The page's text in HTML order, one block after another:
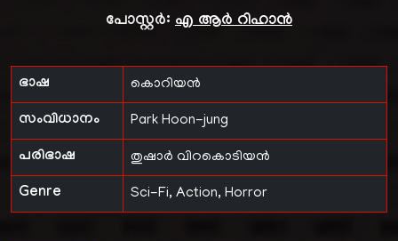
പോസ്റ്റർ: എ ആർ റിഹാൻ
ഭാഷ കൊറിയൻ
സംവിധാനം Park Hoon-jung
പരിഭാഷ തുഷാർ വിറകൊടിയൻ
Genre Sci-Fi, Action, Horror